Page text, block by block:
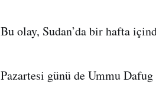
Bu olay, Sudan’da bir hafta
Pazartesi günü de Ummu